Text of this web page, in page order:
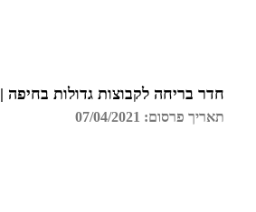
חדר בריחה לקבוצות גדולות בחיפה
תאריך פרסום: 07/04/2021